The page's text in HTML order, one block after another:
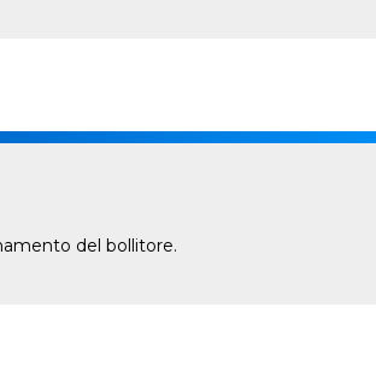
del bollitore.